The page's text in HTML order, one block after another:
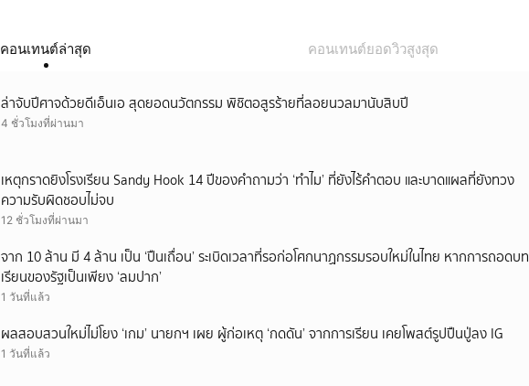
คอนเทนต์ล่าสุด คอนเทนต์ยอดวิวสูงสุด
ล่าจับปีศาจด้วยดีเอ็นเอ สุดยอดนวัตกรรม พิชิตอสูรร้ายที่ลอยนวลมานับสิบปี
4 ชั่วโมงที่ผ่านมา
เหตุกราดยิงโรงเรียน Sandy Hook 14 ปีของคำถามว่า ‘ทำไม’ ที่ยังไร้คำตอบ และบาดแผลที่ยังทวง
ความรับผิดชอบไม่จบ
12 ชั่วโมงที่ผ่านมา
จาก 10 ล้าน มี 4 ล้าน เป็น ‘ปืนเถื่อน’ ระเบิดเวลาที่รอก่อโศกนาฏกรรมรอบใหม่ในไทย หากการถอดบท
เรียนของรัฐเป็นเพียง ‘ลมปาก’
1 วันที่แล้ว
ผลสอบสวนใหม่ไม่โยง ‘เกม’ นายกฯ เผย ผู้ก่อเหตุ ‘กดดัน’ จากการเรียน เคยโพสต์รูปปืนปู่ลง IG
1 วันที่แล้ว